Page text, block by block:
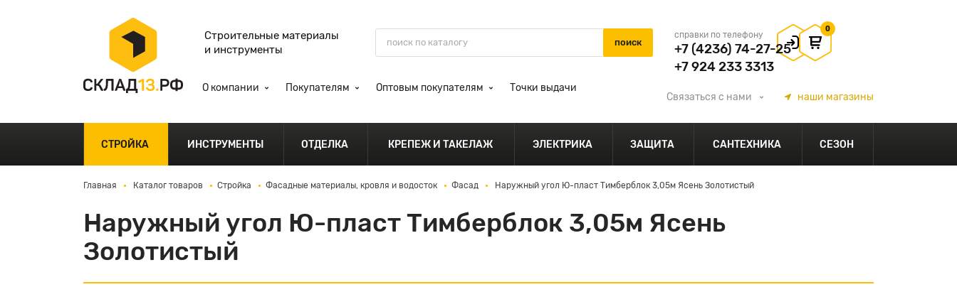
Строительные материалы
и инструменты
справки по телефону
+7 (4236) 74-27-25
+7 924 233 3313
0
О компании Покупателям Оптовым покупателям Точки выдачи
Связаться с нами наши магазины
СТРОЙКА ИНСТРУМЕНТЫ ОТДЕЛКА КРЕПЕЖ И ТАКЕЛАЖ ЭЛЕКТРИКА ЗАЩИТА САНТЕХНИКА СЕЗОН
Главная Каталог товаров Стройка Фасадные материалы, кровля и водосток Фасад Наружный угол Ю-пласт Тимберблок 3,05м Ясень Золотистый
Наружный угол Ю-пласт Тимберблок 3,05м Ясень
Золотистый